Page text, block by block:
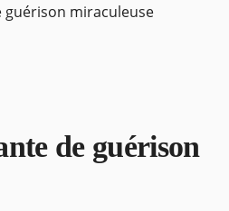
guérison miraculeuse
de guérison